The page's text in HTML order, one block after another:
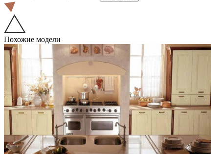
Похожие модели